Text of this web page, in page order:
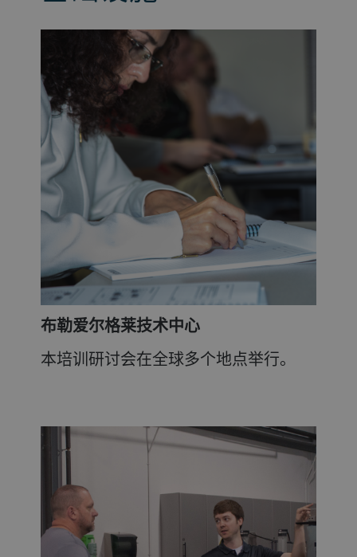
布勒爱尔格莱技术中心
本培训研讨会在全球多个地点举行。